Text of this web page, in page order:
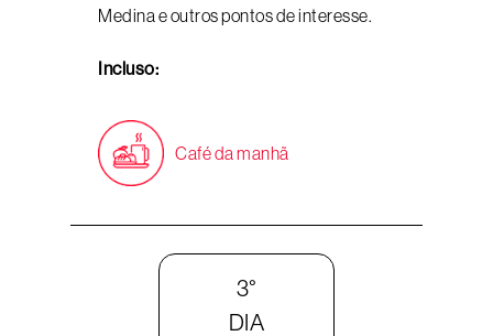
Medina e outros pontos de interesse.
Incluso:
Café da manhã
3°
DIA